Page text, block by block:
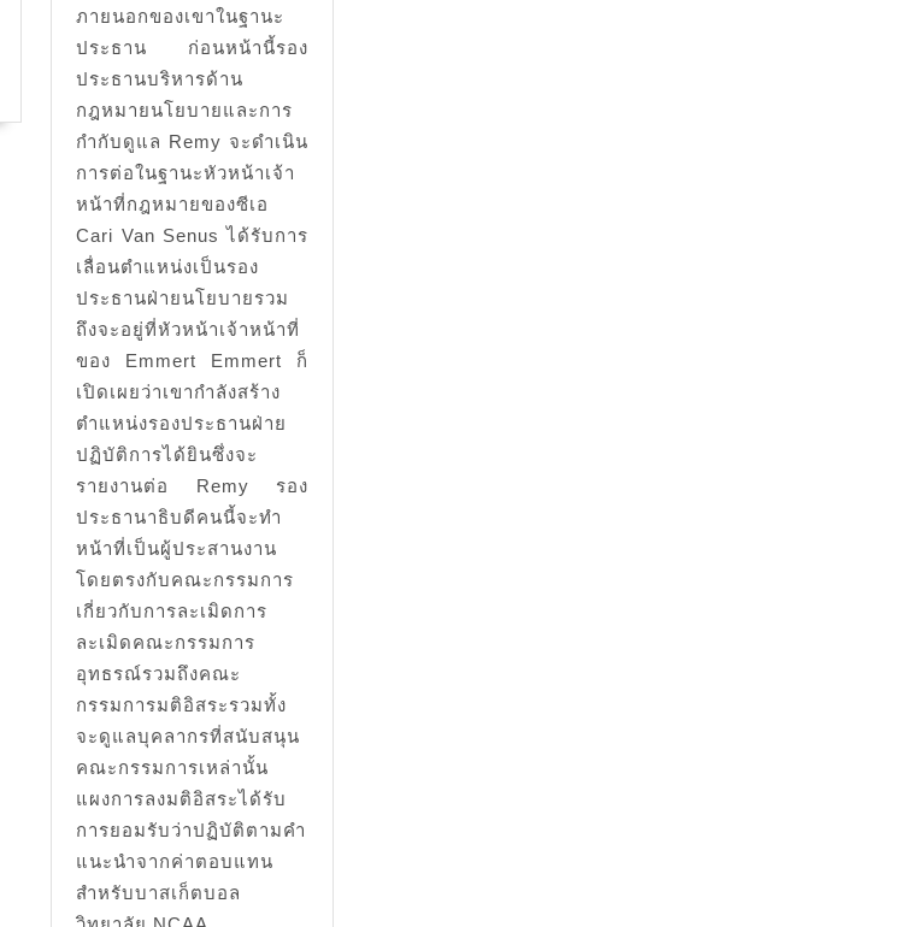
ภายนอกของเขาในฐานะ
ประธาน ก่อนหน้านี้รอง
ประธานบริหารด้าน
กฎหมายนโยบายและการ
กำกับดูแล Remy จะดำเนิน
การต่อในฐานะหัวหน้าเจ้า
หน้าที่กฎหมายของซีเอ
Cari Van Senus ได้รับการ
เลื่อนตำแหน่งเป็นรอง
ประธานฝ่ายนโยบายรวม
ถึงจะอยู่ที่หัวหน้าเจ้าหน้าที่
ของ Emmert Emmert ก็
เปิดเผยว่าเขากำลังสร้าง
ตำแหน่งรองประธานฝ่าย
ปฏิบัติการได้ยินซึ่งจะ
รายงานต่อ Remy รอง
ประธานาธิบดีคนนี้จะทำ
หน้าที่เป็นผู้ประสานงาน
โดยตรงกับคณะกรรมการ
เกี่ยวกับการละเมิดการ
ละเมิดคณะกรรมการ
อุทธรณ์รวมถึงคณะ
กรรมการมติอิสระรวมทั้ง
จะดูแลบุคลากรที่สนับสนุน
คณะกรรมการเหล่านั้น
แผงการลงมติอิสระได้รับ
การยอมรับว่าปฏิบัติตามคำ
แนะนำจากค่าตอบแทน
สำหรับบาสเก็ตบอล